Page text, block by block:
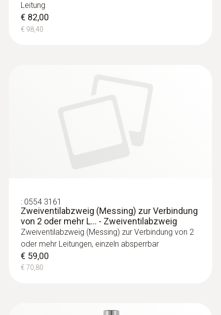
Leitung
€ 82,00
€ 98,40
: 0554 3161
Zweiventilabzweig (Messing) zur Verbindung
von 2 oder mehr L... - Zweiventilabzweig
Zweiventilabzweig (Messing) zur Verbindung von 2
oder mehr Leitungen, einzeln absperrbar
€ 59,00
€ 70,80